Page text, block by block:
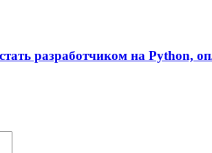
разработчиком на Python,